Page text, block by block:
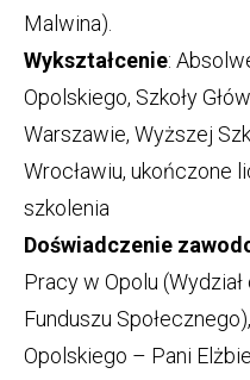
Malwina).
Wykształcenie:
Opolskiego, Szkoły
Warszawie, Wyższej
Wrocławiu, ukończone
szkolenia
Doświadczenie
Pracy w Opolu
Funduszu
Opolskiego – Pani